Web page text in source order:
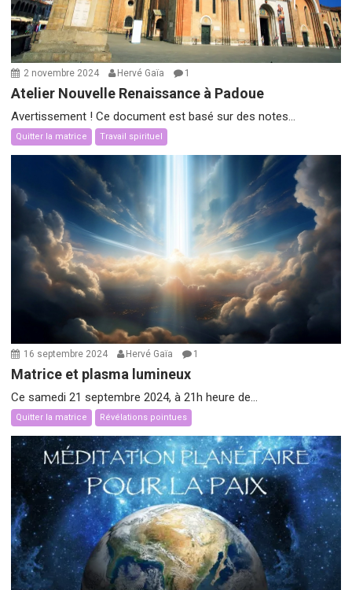
2 novembre 2024 Hervé Gaïa 1
Atelier Nouvelle Renaissance à Padoue
Avertissement ! Ce document est basé sur des notes...
Quitter la matrice Travail spirituel
16 septembre 2024 Hervé Gaïa 1
Matrice et plasma lumineux
Ce samedi 21 septembre 2024, à 21h heure de...
Quitter la matrice Révélations pointues